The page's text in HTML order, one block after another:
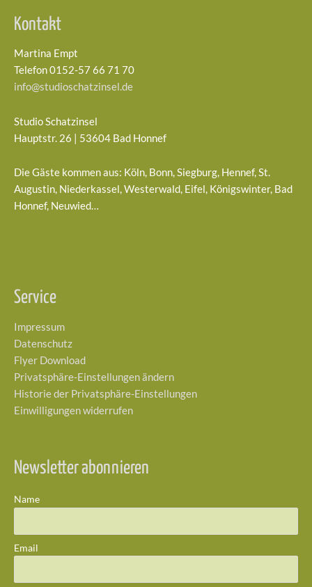
Kontakt
Martina Empt
Telefon 0152-57 66 71 70
info@studioschatzinsel.de
Studio Schatzinsel
Hauptstr. 26 | 53604 Bad Honnef
Die Gäste kommen aus: Köln, Bonn, Siegburg, Hennef, St.
Augustin, Niederkassel, Westerwald, Eifel, Königswinter, Bad
Honnef, Neuwied…
Service
Impressum
Datenschutz
Flyer Download
Privatsphäre-Einstellungen ändern
Historie der Privatsphäre-Einstellungen
Einwilligungen widerrufen
Newsletter abonnieren
Name
Email